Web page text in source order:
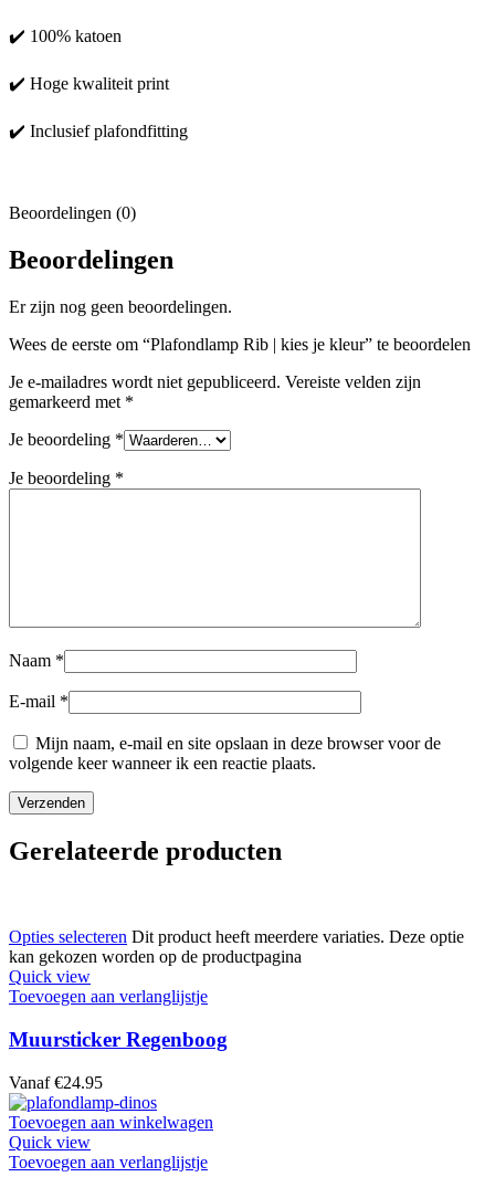
✔️ 100% katoen
✔️ Hoge kwaliteit print
✔️ Inclusief plafondfitting
Beoordelingen (0)
Beoordelingen
Er zijn nog geen beoordelingen.
Wees de eerste om “Plafondlamp Rib | kies je kleur” te beoordelen
Je e-mailadres wordt niet gepubliceerd. Vereiste velden zijn
gemarkeerd met *
Je beoordeling *
Je beoordeling *
Naam *
E-mail *
Mijn naam, e-mail en site opslaan in deze browser voor de
volgende keer wanneer ik een reactie plaats.
Gerelateerde producten
Opties selecteren Dit product heeft meerdere variaties. Deze optie
kan gekozen worden op de productpagina
Quick view
Toevoegen aan verlanglijstje
Muursticker Regenboog
Vanaf €24.95
Toevoegen aan winkelwagen
Quick view
Toevoegen aan verlanglijstje